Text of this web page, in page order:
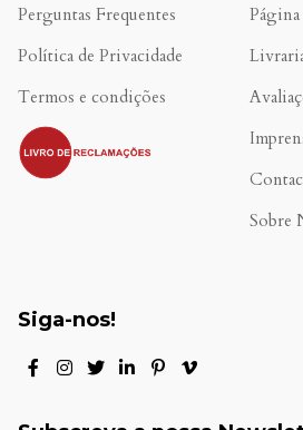
Perguntas Frequentes
Política de Privacidade
Termos e condições
.
Sobre
Siga-nos!